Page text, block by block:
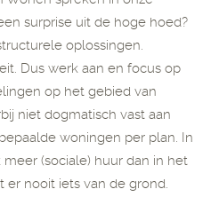
surprise uit de hoge hoed?
oplossingen.
Dus werk aan en focus op
op het gebied van
niet dogmatisch vast aan
woningen per plan. In
(sociale) huur dan in het
er nooit iets van de grond.